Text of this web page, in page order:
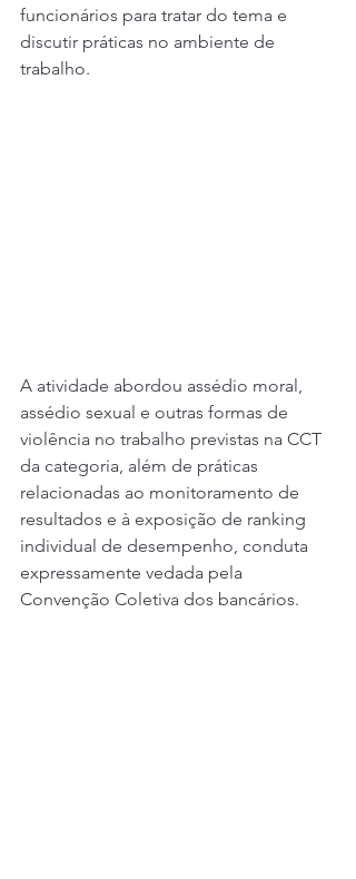
funcionários para tratar do tema e
discutir práticas no ambiente de
trabalho.
A atividade abordou assédio moral,
assédio sexual e outras formas de
violência no trabalho previstas na CCT
da categoria, além de práticas
relacionadas ao monitoramento de
resultados e à exposição de ranking
individual de desempenho, conduta
expressamente vedada pela
Convenção Coletiva dos bancários.